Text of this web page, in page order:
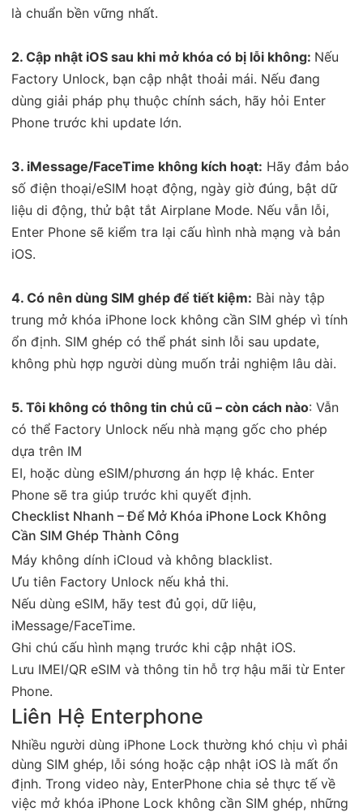
là chuẩn bền vững nhất.
2. Cập nhật iOS sau khi mở khóa có bị lỗi không: Nếu
Factory Unlock, bạn cập nhật thoải mái. Nếu đang
dùng giải pháp phụ thuộc chính sách, hãy hỏi Enter
Phone trước khi update lớn.
3. iMessage/FaceTime không kích hoạt: Hãy đảm bảo
số điện thoại/eSIM hoạt động, ngày giờ đúng, bật dữ
liệu di động, thử bật tắt Airplane Mode. Nếu vẫn lỗi,
Enter Phone sẽ kiểm tra lại cấu hình nhà mạng và bản
iOS.
4. Có nên dùng SIM ghép để tiết kiệm: Bài này tập
trung mở khóa iPhone lock không cần SIM ghép vì tính
ổn định. SIM ghép có thể phát sinh lỗi sau update,
không phù hợp người dùng muốn trải nghiệm lâu dài.
5. Tôi không có thông tin chủ cũ – còn cách nào: Vẫn
có thể Factory Unlock nếu nhà mạng gốc cho phép
dựa trên IM
EI, hoặc dùng eSIM/phương án hợp lệ khác. Enter
Phone sẽ tra giúp trước khi quyết định.
Checklist Nhanh – Để Mở Khóa iPhone Lock Không
Cần SIM Ghép Thành Công
Máy không dính iCloud và không blacklist.
Ưu tiên Factory Unlock nếu khả thi.
Nếu dùng eSIM, hãy test đủ gọi, dữ liệu,
iMessage/FaceTime.
Ghi chú cấu hình mạng trước khi cập nhật iOS.
Lưu IMEI/QR eSIM và thông tin hỗ trợ hậu mãi từ Enter
Phone.
Liên Hệ Enterphone
Nhiều người dùng iPhone Lock thường khó chịu vì phải
dùng SIM ghép, lỗi sóng hoặc cập nhật iOS là mất ổn
định. Trong video này, EnterPhone chia sẻ thực tế về
việc mở khóa iPhone Lock không cần SIM ghép, những